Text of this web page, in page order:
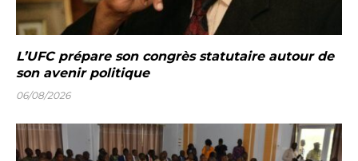
L’UFC prépare son congrès statutaire autour de
son avenir politique
06/08/2026